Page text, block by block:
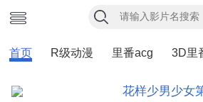
首页 R级动漫 里番acg 3D里
花样少男少女